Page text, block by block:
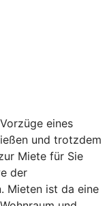
eines
und trotzdem
Miete für Sie
der
Mieten ist da eine